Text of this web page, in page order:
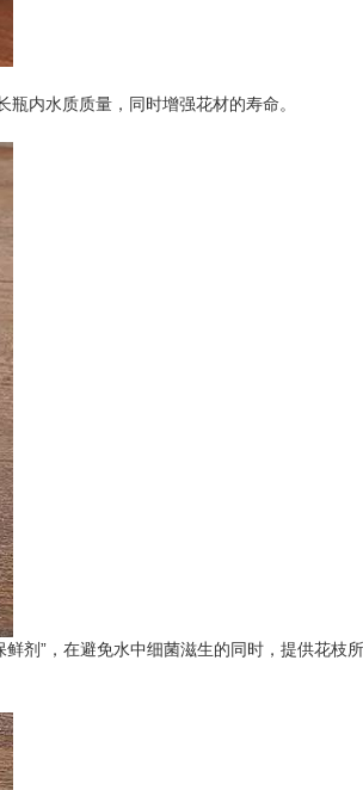
内水质质量，同时增强花材的寿命。
剂”，在避免水中细菌滋生的同时，提供花枝